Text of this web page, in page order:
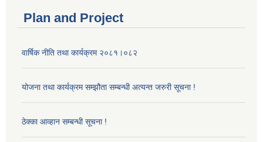
Plan and Project
वार्षिक नीति तथा कार्यक्रम २०८१।०८२
योजना तथा कार्यक्रम सम्झौता सम्बन्धी अत्यन्त जरुरी सूचना !
ठेक्का आव्हान सम्बन्धी सूचना !